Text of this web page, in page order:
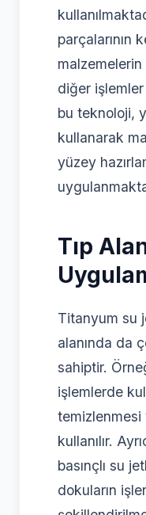
parçalarının
diğer işlemler
bu teknoloji,
kullanarak
yüzey
Tıp
Titanyum su
alanında da
sahiptir.
işlemlerde
kullanılır.
basınçlı su
dokuların